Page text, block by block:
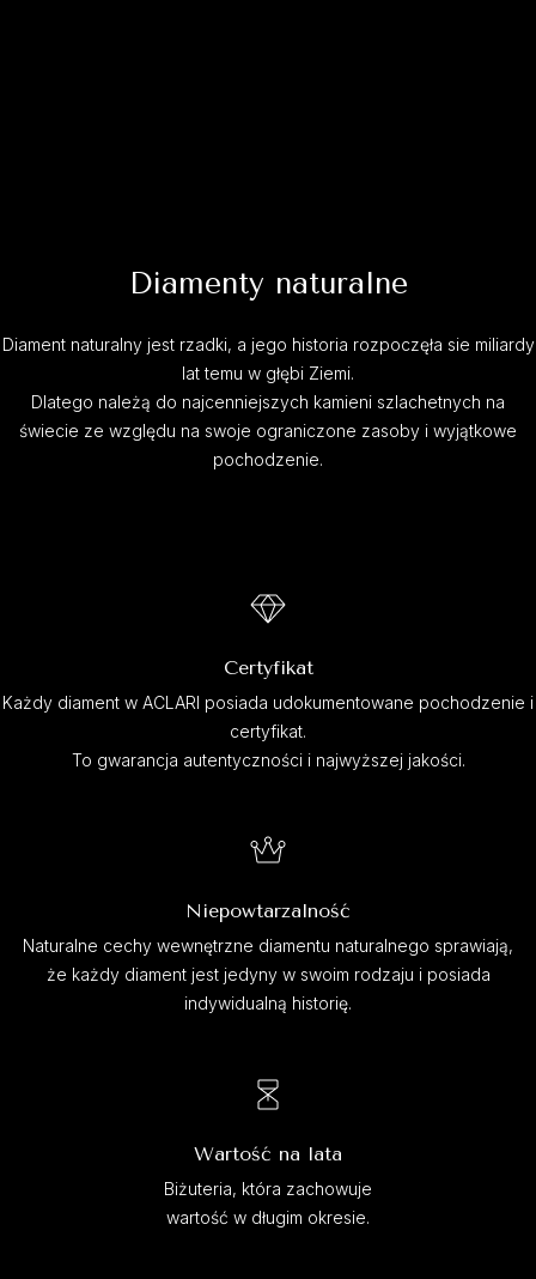
Diamenty naturalne
Diament naturalny jest rzadki, a jego historia rozpoczęła sie miliardy
lat temu w głębi Ziemi.
Dlatego należą do najcenniejszych kamieni szlachetnych na
świecie ze względu na swoje ograniczone zasoby i wyjątkowe
pochodzenie.
Certyfikat
Każdy diament w ACLARI posiada udokumentowane pochodzenie i
certyfikat.
To gwarancja autentyczności i najwyższej jakości.
Niepowtarzalność
Naturalne cechy wewnętrzne diamentu naturalnego sprawiają,
że każdy diament jest jedyny w swoim rodzaju i posiada
indywidualną historię.
Wartość na lata
Biżuteria, która zachowuje
wartość w długim okresie.